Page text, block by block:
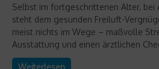
Selbst im fortgeschrittenen Alter, bei
steht dem gesunden Freiluft-
meist nichts im Wege – maßvolle
Ausstattung und einen ärztlichen
Weiterlesen